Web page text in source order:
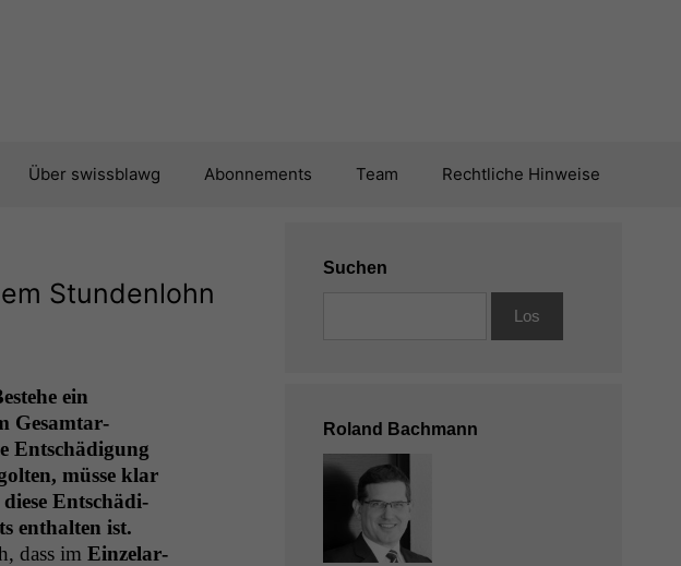
Über swissblawg Abonnements Team Rechtliche Hinweise
Stundenlohn
ein
Gesam­tar­
Entschädi­gung
müsse klar
Entschädi­
enthal­ten ist.
dass im Einze­lar­
Suchen
Roland Bachmann